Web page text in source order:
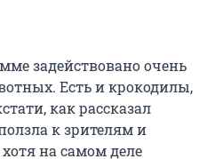
задействовано очень
Есть и крокодилы,
как рассказал
к зрителям и
на самом деле